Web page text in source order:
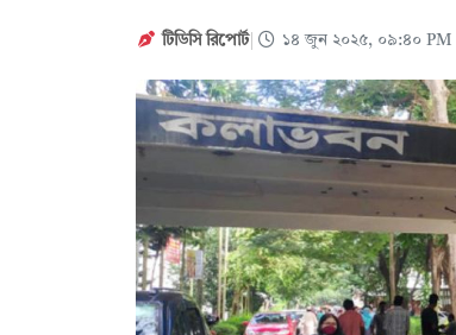
টিডিসি রিপোর্ট ১৪ জুন ২০২৫, ০৯:৪০ PM